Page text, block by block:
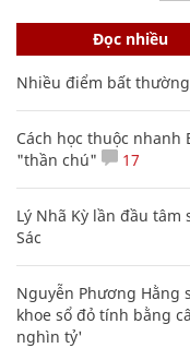
Đọc nhiều
Nhiều điểm bất
Cách học thuộc
"thần chú"
17
Lý Nhã Kỳ lần đầu
Sác
Nguyễn Phương
khoe sổ đỏ tính bằng
nghìn tỷ'